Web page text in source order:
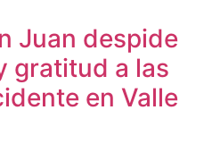
Juan despide
gratitud a las
en Valle